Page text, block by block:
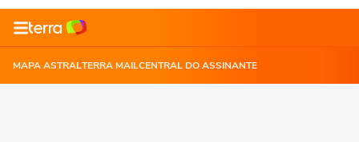
MAPA ASTRALTERRA MAILCENTRAL DO ASSINANTE